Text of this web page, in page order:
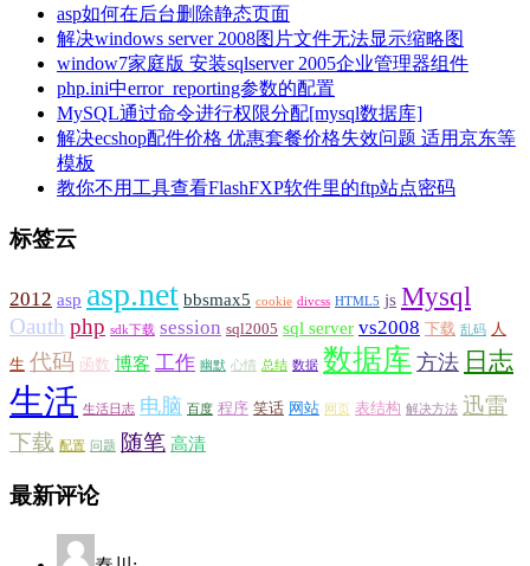
asp如何在后台删除静态页面
解决windows server 2008图片文件无法显示缩略图
window7家庭版 安装sqlserver 2005企业管理器组件
php.ini中error_reporting参数的配置
MySQL通过命令进行权限分配[mysql数据库]
解决ecshop配件价格 优惠套餐价格失效问题 适用京东等
模板
教你不用工具查看FlashFXP软件里的ftp站点密码
标签云
2012 asp asp.net bbsmax5 cookie divcss HTML5 js Mysql
Oauth php sdk下载 session sql2005 sql server vs2008 下载 乱码 人
生 代码 函数 博客 工作 幽默 心情 总结 数据 数据库 方法 日志
生活 生活日志 电脑 百度 程序 笑话 网站 网页 表结构 解决方法 迅雷
下载 配置 问题 随笔 高清
最新评论